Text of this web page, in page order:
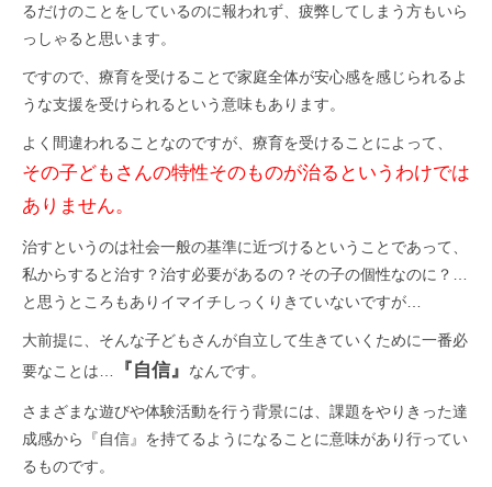
るだけのことをしているのに報われず、疲弊してしまう方もいら
っしゃると思います。
ですので、療育を受けることで家庭全体が安心感を感じられるよ
うな支援を受けられるという意味もあります。
よく間違われることなのですが、療育を受けることによって、
その子どもさんの特性そのものが治るというわけでは
ありません。
治すというのは社会一般の基準に近づけるということであって、
私からすると治す？治す必要があるの？その子の個性なのに？…
と思うところもありイマイチしっくりきていないですが…
大前提に、そんな子どもさんが自立して生きていくために一番必
要なことは…
『自信』 なんです。
さまざまな遊びや体験活動を行う背景には、課題をやりきった達
成感から『自信』を持てるようになることに意味があり行ってい
るものです。